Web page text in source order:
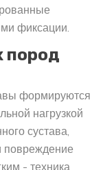
фиксации.
пород
формируются
нагрузкой
сустава,
повреждение
- техника